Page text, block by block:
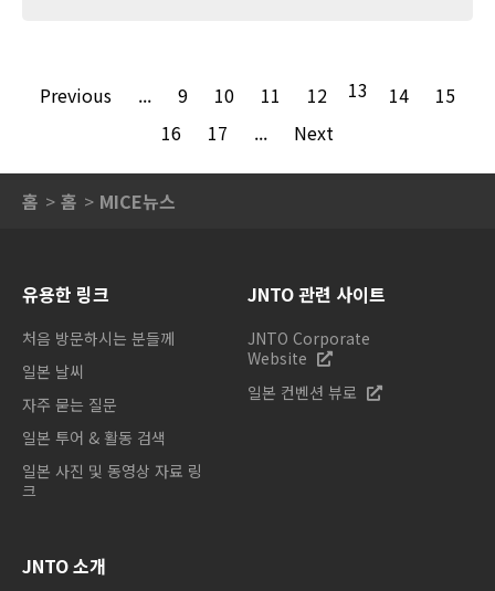
Previous ... 9 10 11 12 13 14
15
16
17 ... Next
홈 홈 MICE뉴스
유용한 링크
처음 방문하시는 분들께
일본 날씨
자주 묻는 질문
일본 투어 & 활동 검색
일본 사진 및 동영상 자료 링
크
JNTO 관련 사이트
JNTO Corporate
Website
일본 컨벤션 뷰로
JNTO 소개